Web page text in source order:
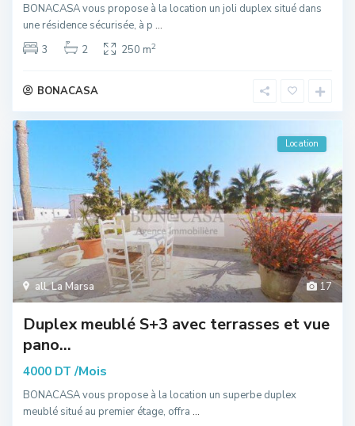
BONACASA vous propose à la location un joli duplex situé dans
une résidence sécurisée, à p ...
3
2 250 m2
BONACASA
17
all,La Marsa
Location
Duplex meublé S+3 avec terrasses et vue
pano...
4000 DT /Mois
BONACASA vous propose à la location un superbe duplex
meublé situé au premier étage, offra ...